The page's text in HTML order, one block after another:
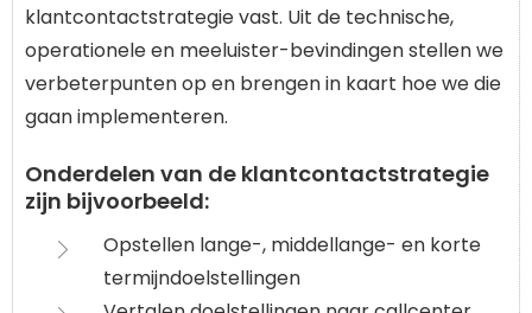
klantcontactstrategie vast. Uit de technische,
operationele en meeluister-bevindingen stellen we
verbeterpunten op en brengen in kaart hoe we die
gaan implementeren.
Onderdelen van de klantcontactstrategie
zijn bijvoorbeeld:
Opstellen lange-, middellange- en korte
termijndoelstellingen